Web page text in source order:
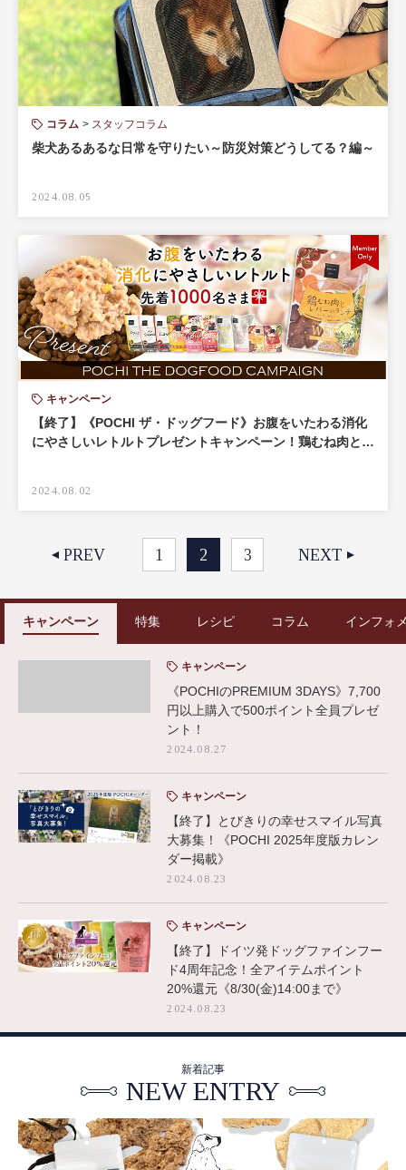
コラム スタッフコラム
柴犬あるあるな日常を守りたい～防災対策どうしてる？編～
2024.08.05
キャンペーン
【終了】《POCHI ザ・ドッグフード》お腹をいたわる消化
にやさしいレトルトプレゼントキャンペーン！鶏むね肉と…
2024.08.02
PREV 1 2 3 NEXT
キャンペーン 特集 レシピ コラム インフォ
キャンペーン
《POCHIのPREMIUM 3DAYS》7,700
円以上購入で500ポイント全員プレゼ
ント！
2024.08.27
キャンペーン
【終了】とびきりの幸せスマイル写真
大募集！《POCHI 2025年度版カレン
ダー掲載》
2024.08.23
キャンペーン
【終了】ドイツ発ドッグファインフー
ド4周年記念！全アイテムポイント
20%還元《8/30(金)14:00まで》
2024.08.23
新着記事
NEW ENTRY